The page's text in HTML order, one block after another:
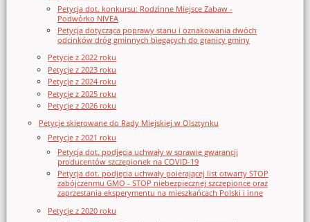
Petycja dot. konkursu: Rodzinne Miejsce Zabaw -
Podwórko NIVEA
Petycja dotycząca poprawy stanu i oznakowania dwóch
odcinków dróg gminnych biegących do granicy gminy
Petycje z 2022 roku
Petycje z 2023 roku
Petycje z 2024 roku
Petycje z 2025 roku
Petycje z 2026 roku
Petycje skierowane do Rady Miejskiej w Olsztynku
Petycje z 2021 roku
Petycja dot. podjęcia uchwały w sprawie gwarancji
producentów szczepionek na COVID-19
Petycja dot. podjęcia uchwały poierającej list otwarty STOP
zabójczenmu GMO - STOP niebezpiecznej szczepionce oraz
zaprzestania eksperymentu na mieszkańcach Polski i inne
Petycje z 2020 roku